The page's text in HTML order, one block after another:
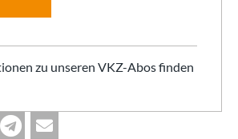
zu unseren VKZ-Abos finden